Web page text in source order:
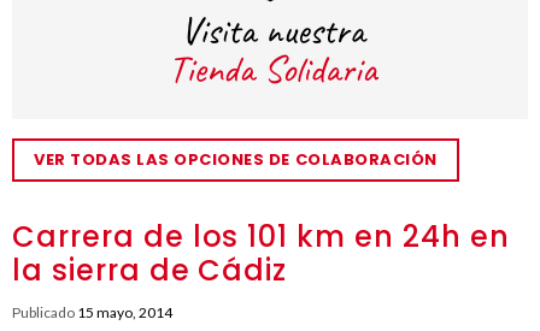
Carrera de los 101 km en 24h en
la sierra de Cádiz
Publicado 15 mayo, 2014
VER TODAS LAS OPCIONES DE COLABORACIÓN